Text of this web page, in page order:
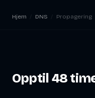
Hjem DNS Propagering
Opptil 48